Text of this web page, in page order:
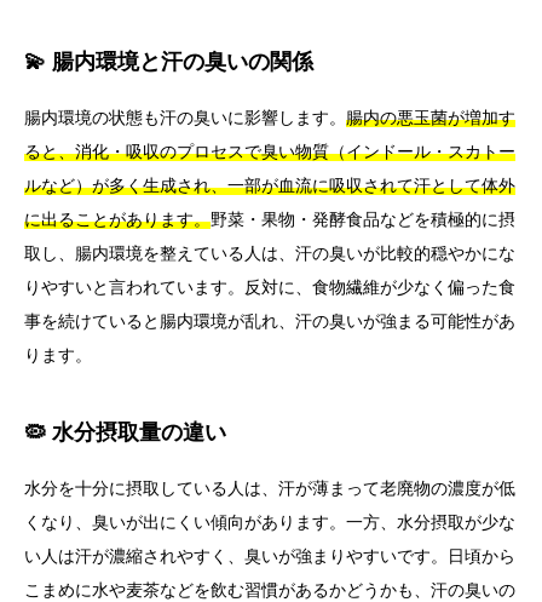
💫 腸内環境と汗の臭いの関係
腸内環境の状態も汗の臭いに影響します。 腸内の悪玉菌が増加す
ると、消化・吸収のプロセスで臭い物質（インドール・スカトー
ルなど）が多く生成され、一部が血流に吸収されて汗として体外
に出ることがあります。野菜・果物・発酵食品などを積極的に摂
取し、腸内環境を整えている人は、汗の臭いが比較的穏やかにな
りやすいと言われています。反対に、食物繊維が少なく偏った食
事を続けていると腸内環境が乱れ、汗の臭いが強まる可能性があ
ります。
🦠 水分摂取量の違い
水分を十分に摂取している人は、汗が薄まって老廃物の濃度が低
くなり、臭いが出にくい傾向があります。一方、水分摂取が少な
い人は汗が濃縮されやすく、臭いが強まりやすいです。日頃から
こまめに水や麦茶などを飲む習慣があるかどうかも、汗の臭いの